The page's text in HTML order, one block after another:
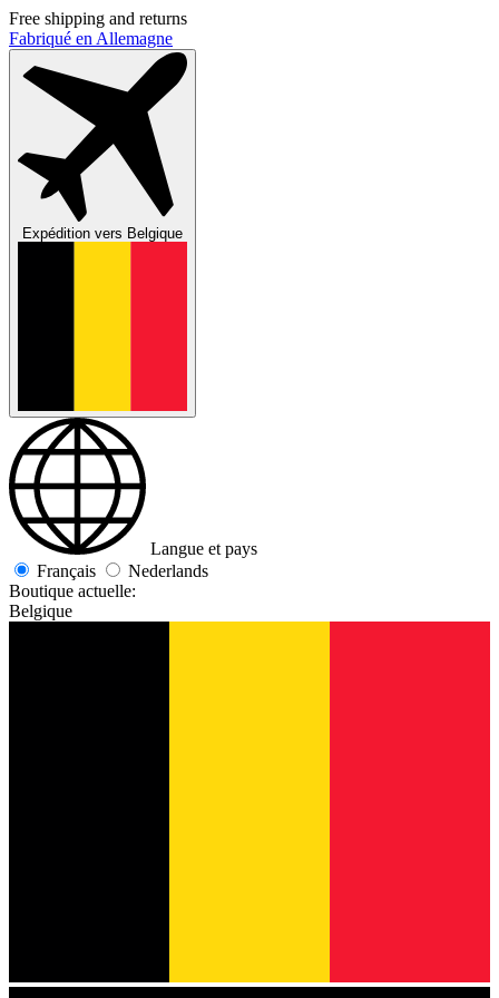
Free shipping and returns
Fabriqué en Allemagne
Expédition vers Belgique
Langue et pays
Français
Nederlands
Boutique actuelle:
Belgique